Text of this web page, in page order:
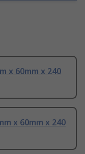
x 60mm x 240
x 60mm x 240